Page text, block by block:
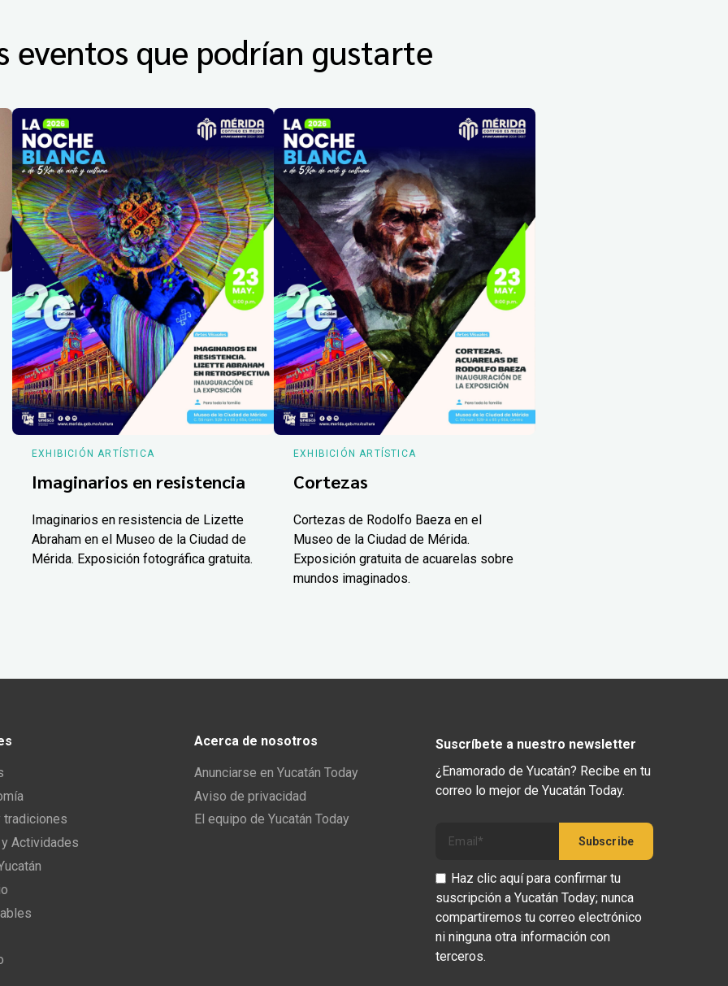
eventos que podrían gustarte
EXHIBICIÓN ARTÍSTICA
Imaginarios en resistencia
Imaginarios en resistencia de Lizette
Abraham en el Museo de la Ciudad de
Mérida. Exposición fotográfica gratuita.
EXHIBICIÓN ARTÍSTICA
Cortezas
Cortezas de Rodolfo Baeza en el
Museo de la Ciudad de Mérida.
Exposición gratuita de acuarelas sobre
mundos imaginados.
tradiciones
Actividades
Acerca de nosotros
Anunciarse en Yucatán Today
Aviso de privacidad
El equipo de Yucatán Today
Suscríbete a nuestro newsletter
¿Enamorado de Yucatán? Recibe en tu
correo lo mejor de Yucatán Today.
Haz clic aquí para confirmar tu
suscripción a Yucatán Today; nunca
compartiremos tu correo electrónico
ni ninguna otra información con
terceros.